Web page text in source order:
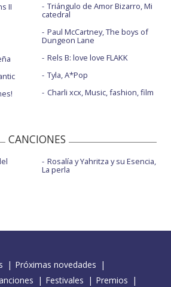
II
Triángulo de Amor Bizarro, Mi
catedral
Paul McCartney, The boys of
Dungeon Lane
Rels B: love love FLAKK
Tyla, A*Pop
Charli xcx, Music, fashion, film
CANCIONES
Rosalía y Yahritza y su Esencia,
La perla
Próximas novedades
Festivales
Premios